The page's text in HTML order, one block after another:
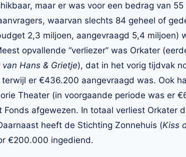
maar er was voor een bedrag van
waarvan slechts 84 geheel of
2,3 miljoen, aangevraagd 5,4 miljoen)
opvallende “verliezer” was Orkater
Hans & Grietje), dat in het vorig tijdvak
er €436.200 aangevraagd was. Ook
Theater (in voorgaande periode was er
afgewezen. In totaal verliest Orkater
heeft de Stichting Zonnehuis (Kiss
€200.000 ingediend.